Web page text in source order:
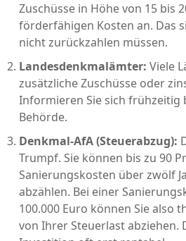
Zuschüsse in Höhe von 15 bis
förderfähigen Kosten an. Das
nicht zurückzahlen müssen.
Landesdenkmalämter: Viele
zusätzliche Zuschüsse oder
Informieren Sie sich frühzeitig
Behörde.
Denkmal-AfA (Steuerabzug):
Trumpf. Sie können bis zu 90
Sanierungskosten über zwölf
abzählen. Bei einer
100.000 Euro können Sie also
von Ihrer Steuerlast abziehen.